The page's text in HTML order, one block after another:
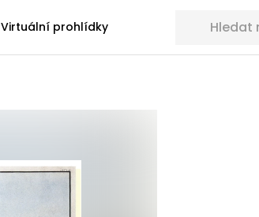
Virtuální prohlídky